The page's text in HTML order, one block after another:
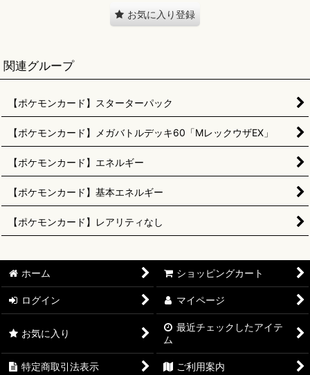
お気に入り登録
関連グループ
【ポケモンカード】スターターパック
【ポケモンカード】メガバトルデッキ60「MレックウザEX」
【ポケモンカード】エネルギー
【ポケモンカード】基本エネルギー
【ポケモンカード】レアリティなし
ホーム ショッピングカート
ログイン マイページ
お気に入り
最近チェックしたアイテ
ム
特定商取引法表示 ご利用案内